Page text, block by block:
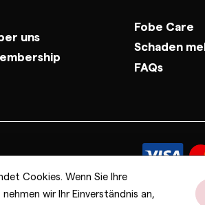
uns
Fobe Care
Schaden
FAQs
Cookies. Wenn Sie Ihre
wir Ihr Einverständnis an,